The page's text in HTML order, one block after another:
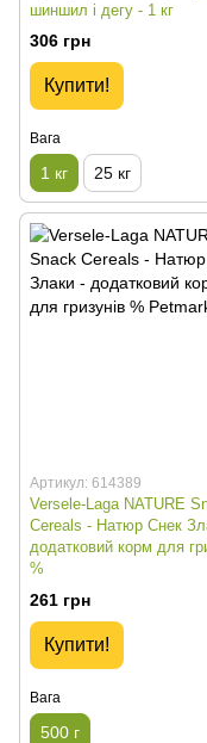
шиншил і дегу - 1 кг
306 грн
Купити!
Вага
1 кг 25 кг
Артикул: 614389
Versele-Laga NATURE
Cereals - Натюр Снек
додатковий корм для
%
261 грн
Купити!
Вага
500 г